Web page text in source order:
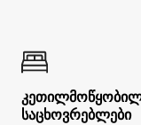
საცხოვრებლები